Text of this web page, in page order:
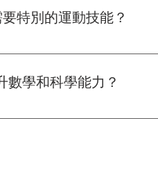
特別的運動技能？
析和理解運動背後的科學和
數學和科學能力？
應用，讓學生將數學公式和